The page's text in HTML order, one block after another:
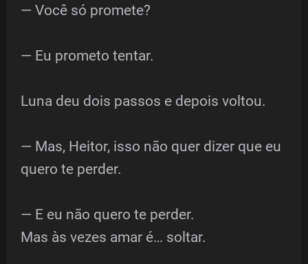
— Você só promete?
— Eu prometo tentar.
Luna deu dois passos e depois voltou.
— Mas, Heitor, isso não quer dizer que eu
quero te perder.
— E eu não quero te perder.
Mas às vezes amar é… soltar.